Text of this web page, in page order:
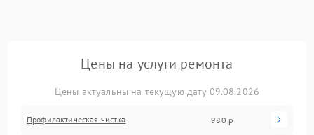
Цены на услуги ремонта
Цены актуальны на текущую дату 09.08.2026
Профилактическая чистка 980 р